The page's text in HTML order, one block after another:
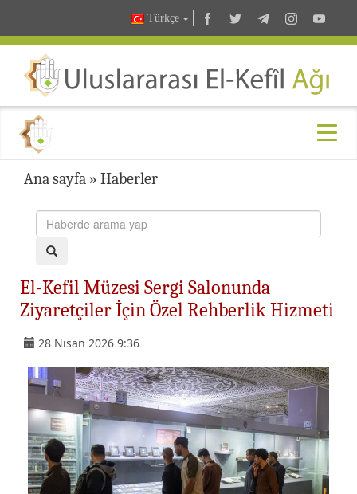
Türkçe
Ana sayfa » Haberler
El-Kefil Müzesi Sergi Salonunda
Ziyaretçiler İçin Özel Rehberlik Hizmeti
28 Nisan 2026 9:36